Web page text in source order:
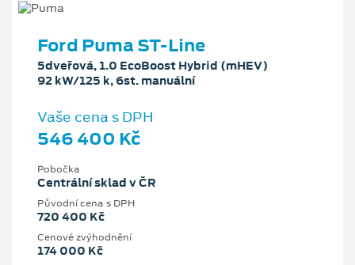
Ford Puma ST-Line
5dveřová, 1.0 EcoBoost Hybrid (mHEV)
92 kW/125 k, 6st. manuální
Vaše cena s DPH
546 400 Kč
Pobočka
Centrální sklad v ČR
Původní cena s DPH
720 400 Kč
Cenové zvýhodnění
174 000 Kč